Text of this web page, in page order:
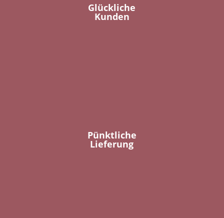
Glückliche
Kunden
Pünktliche
Lieferung